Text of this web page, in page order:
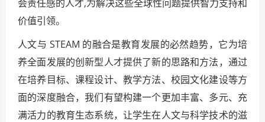
会责任感的人才,为解决这些全球性问题提供智力支持和
价值引领。
人文与 STEAM 的融合是教育发展的必然趋势，它为培
养全面发展的创新型人才提供了新的思路和方法，通过
在培养目标、课程设计、教学方法、校园文化建设等方
面的深度融合，我们有望构建一个更加丰富、多元、充
满活力的教育生态系统，让学生在人文与科学技术的滋